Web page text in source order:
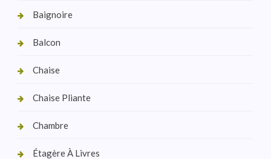
Baignoire
Balcon
Chaise
Chaise Pliante
Chambre
Étagère À Livres